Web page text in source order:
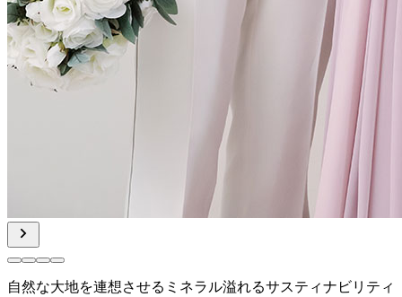
自然な大地を連想させるミネラル溢れるサスティナビリティ